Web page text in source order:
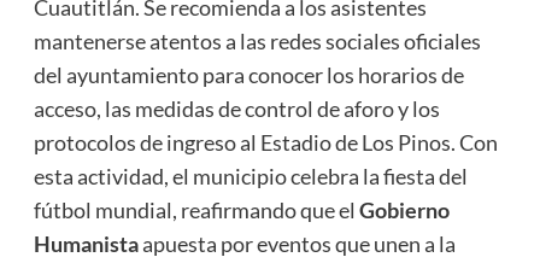
Cuautitlán. Se recomienda a los asistentes
mantenerse atentos a las redes sociales oficiales
del ayuntamiento para conocer los horarios de
acceso, las medidas de control de aforo y los
protocolos de ingreso al Estadio de Los Pinos. Con
esta actividad, el municipio celebra la fiesta del
fútbol mundial, reafirmando que el Gobierno
Humanistaapuesta por eventos que unen a la